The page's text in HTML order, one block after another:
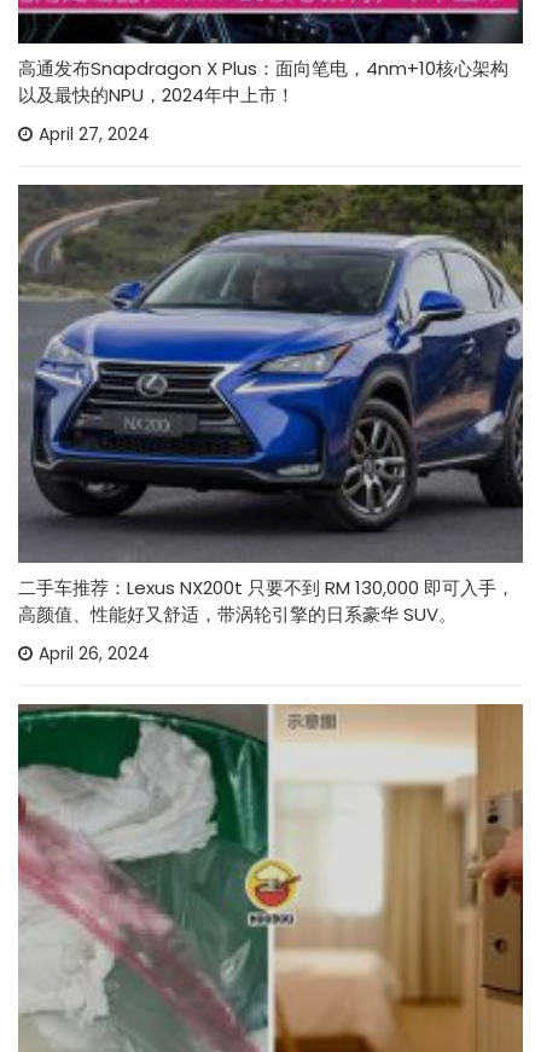
高通发布Snapdragon X Plus：面向笔电，4nm+10核心架构
以及最快的NPU，2024年中上市！
April 27, 2024
二手车推荐：Lexus NX200t 只要不到 RM 130,000 即可入手，
高颜值、性能好又舒适，带涡轮引擎的日系豪华 SUV。
April 26, 2024